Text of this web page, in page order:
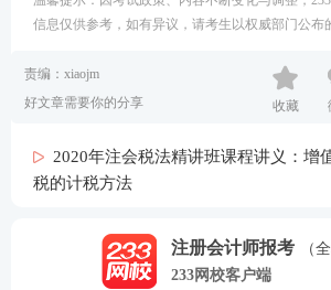
信息仅供参考，如有异议，请考生以权威部门公布
责编：xiaojm
好文章需要你的分享
收藏
2020年注会税法精讲班课程讲义：增
税的计税方法
注册会计师报考
（
233网校客户端